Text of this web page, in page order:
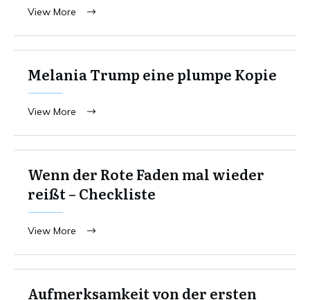
View More
Melania Trump eine plumpe Kopie
View More
Wenn der Rote Faden mal wieder
reißt – Checkliste
View More
Aufmerksamkeit von der ersten